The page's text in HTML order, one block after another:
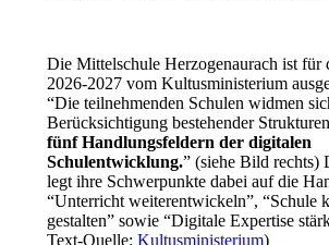
Die Mittelschule Herzogenaurach ist für
2026-2027 vom Kultusministerium
“Die teilnehmenden Schulen widmen
Berücksichtigung bestehender
fünf Handlungsfeldern der digitalen
Schulentwicklung.” (siehe Bild rechts)
legt ihre Schwerpunkte dabei auf die
“Unterricht weiterentwickeln”, “Schule
gestalten” sowie “Digitale Expertise
Text-Quelle: Kultusministerium)